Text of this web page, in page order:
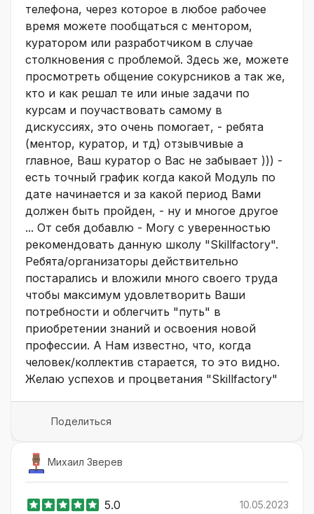
телефона, через которое в любое рабочее
время можете пообщаться с ментором,
куратором или разработчиком в случае
столкновения с проблемой. Здесь же, можете
просмотреть общение сокурсников а так же,
кто и как решал те или иные задачи по
курсам и поучаствовать самому в
дискуссиях, это очень помогает, - ребята
(ментор, куратор, и тд) отзывчивые а
главное, Ваш куратор о Вас не забывает ))) -
есть точный график когда какой Модуль по
дате начинается и за какой период Вами
должен быть пройден, - ну и многое другое
... От себя добавлю - Могу с уверенностью
рекомендовать данную школу "Skillfactory".
Ребята/организаторы действительно
постарались и вложили много своего труда
чтобы максимум удовлетворить Ваши
потребности и облегчить "путь" в
приобретении знаний и освоения новой
профессии. А Нам известно, что, когда
человек/коллектив старается, то это видно.
Желаю успехов и процветания "Skillfactory"
Поделиться
Михаил Зверев
5.0 10.05.2023